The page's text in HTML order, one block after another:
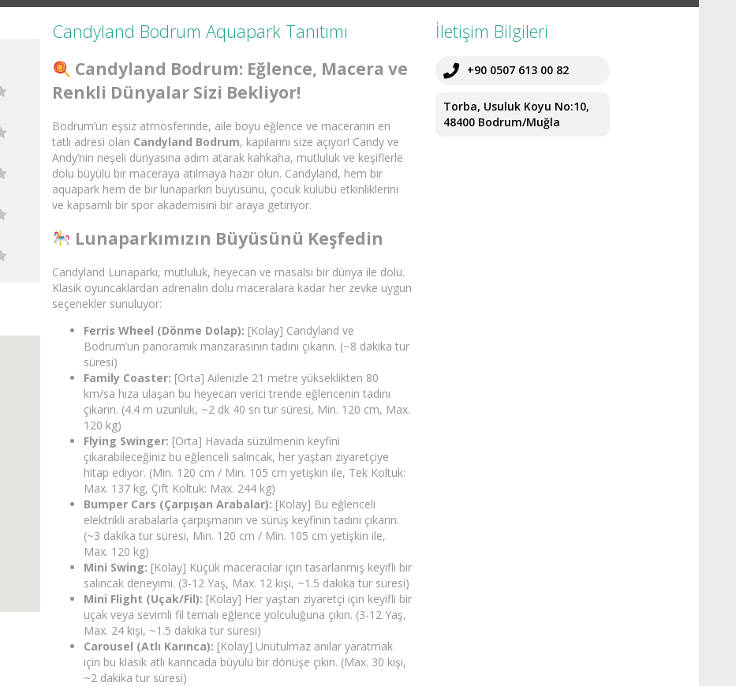
Candyland Bodrum Aquapark Tanıtımı
Candyland Bodrum: Eğlence, Macera ve
Renkli Dünyalar Sizi Bekliyor!
Bodrum’un eşsiz atmosferinde, aile boyu eğlence ve maceranın en
tatlı adresi olan Candyland Bodrum, kapılarını size açıyor! Candy ve
Andy’nin neşeli dünyasına adım atarak kahkaha, mutluluk ve keşiflerle
dolu büyülü bir maceraya atılmaya hazır olun. Candyland, hem bir
aquapark hem de bir lunaparkın büyüsünü, çocuk kulübü etkinliklerini
ve kapsamlı bir spor akademisini bir araya getiriyor.
Lunaparkımızın Büyüsünü Keşfedin
Candyland Lunaparkı, mutluluk, heyecan ve masalsı bir dünya ile dolu.
Klasik oyuncaklardan adrenalin dolu maceralara kadar her zevke uygun
seçenekler sunuluyor:
Ferris Wheel (Dönme Dolap): [Kolay] Candyland ve
Bodrum’un panoramik manzarasının tadını çıkarın. (~8 dakika tur
süresi)
Family Coaster: [Orta] Ailenizle 21 metre yükseklikten 80
km/sa hıza ulaşan bu heyecan verici trende eğlencenin tadını
çıkarın. (4.4 m uzunluk, ~2 dk 40 sn tur süresi, Min. 120 cm, Max.
120 kg)
Flying Swinger: [Orta] Havada süzülmenin keyfini
çıkarabileceğiniz bu eğlenceli salıncak, her yaştan ziyaretçiye
hitap ediyor. (Min. 120 cm / Min. 105 cm yetişkin ile, Tek Koltuk:
Max. 137 kg, Çift Koltuk: Max. 244 kg)
Bumper Cars (Çarpışan Arabalar): [Kolay] Bu eğlenceli
elektrikli arabalarla çarpışmanın ve sürüş keyfinin tadını çıkarın.
(~3 dakika tur süresi, Min. 120 cm / Min. 105 cm yetişkin ile,
Max. 120 kg)
Mini Swing: [Kolay] Küçük maceracılar için tasarlanmış keyifli bir
salıncak deneyimi. (3-12 Yaş, Max. 12 kişi, ~1.5 dakika tur süresi)
Mini Flight (Uçak/Fil): [Kolay] Her yaştan ziyaretçi için keyifli bir
uçak veya sevimli fil temalı eğlence yolculuğuna çıkın. (3-12 Yaş,
Max. 24 kişi, ~1.5 dakika tur süresi)
Carousel (Atlı Karınca): [Kolay] Unutulmaz anılar yaratmak
için bu klasik atlı karıncada büyülü bir dönüşe çıkın. (Max. 30 kişi,
~2 dakika tur süresi)
İletişim Bilgileri
+90 0507 613 00 82
Torba, Usuluk Koyu No:10,
48400 Bodrum/Muğla